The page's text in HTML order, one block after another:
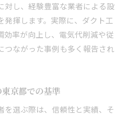
クト工事を成功させる秘訣
クト工事の施工ポイント
房の空調設備を最適化
クト工事の実情
工事で費用を抑える工夫
選定で費用の違いを比較
対し、経験豊富な業者による設
発揮します。実際に、ダクト工
効率が向上し、電気代削減や従
つながった事例も多く報告され
京都での基準
を選ぶ際は、信頼性と実績、そ